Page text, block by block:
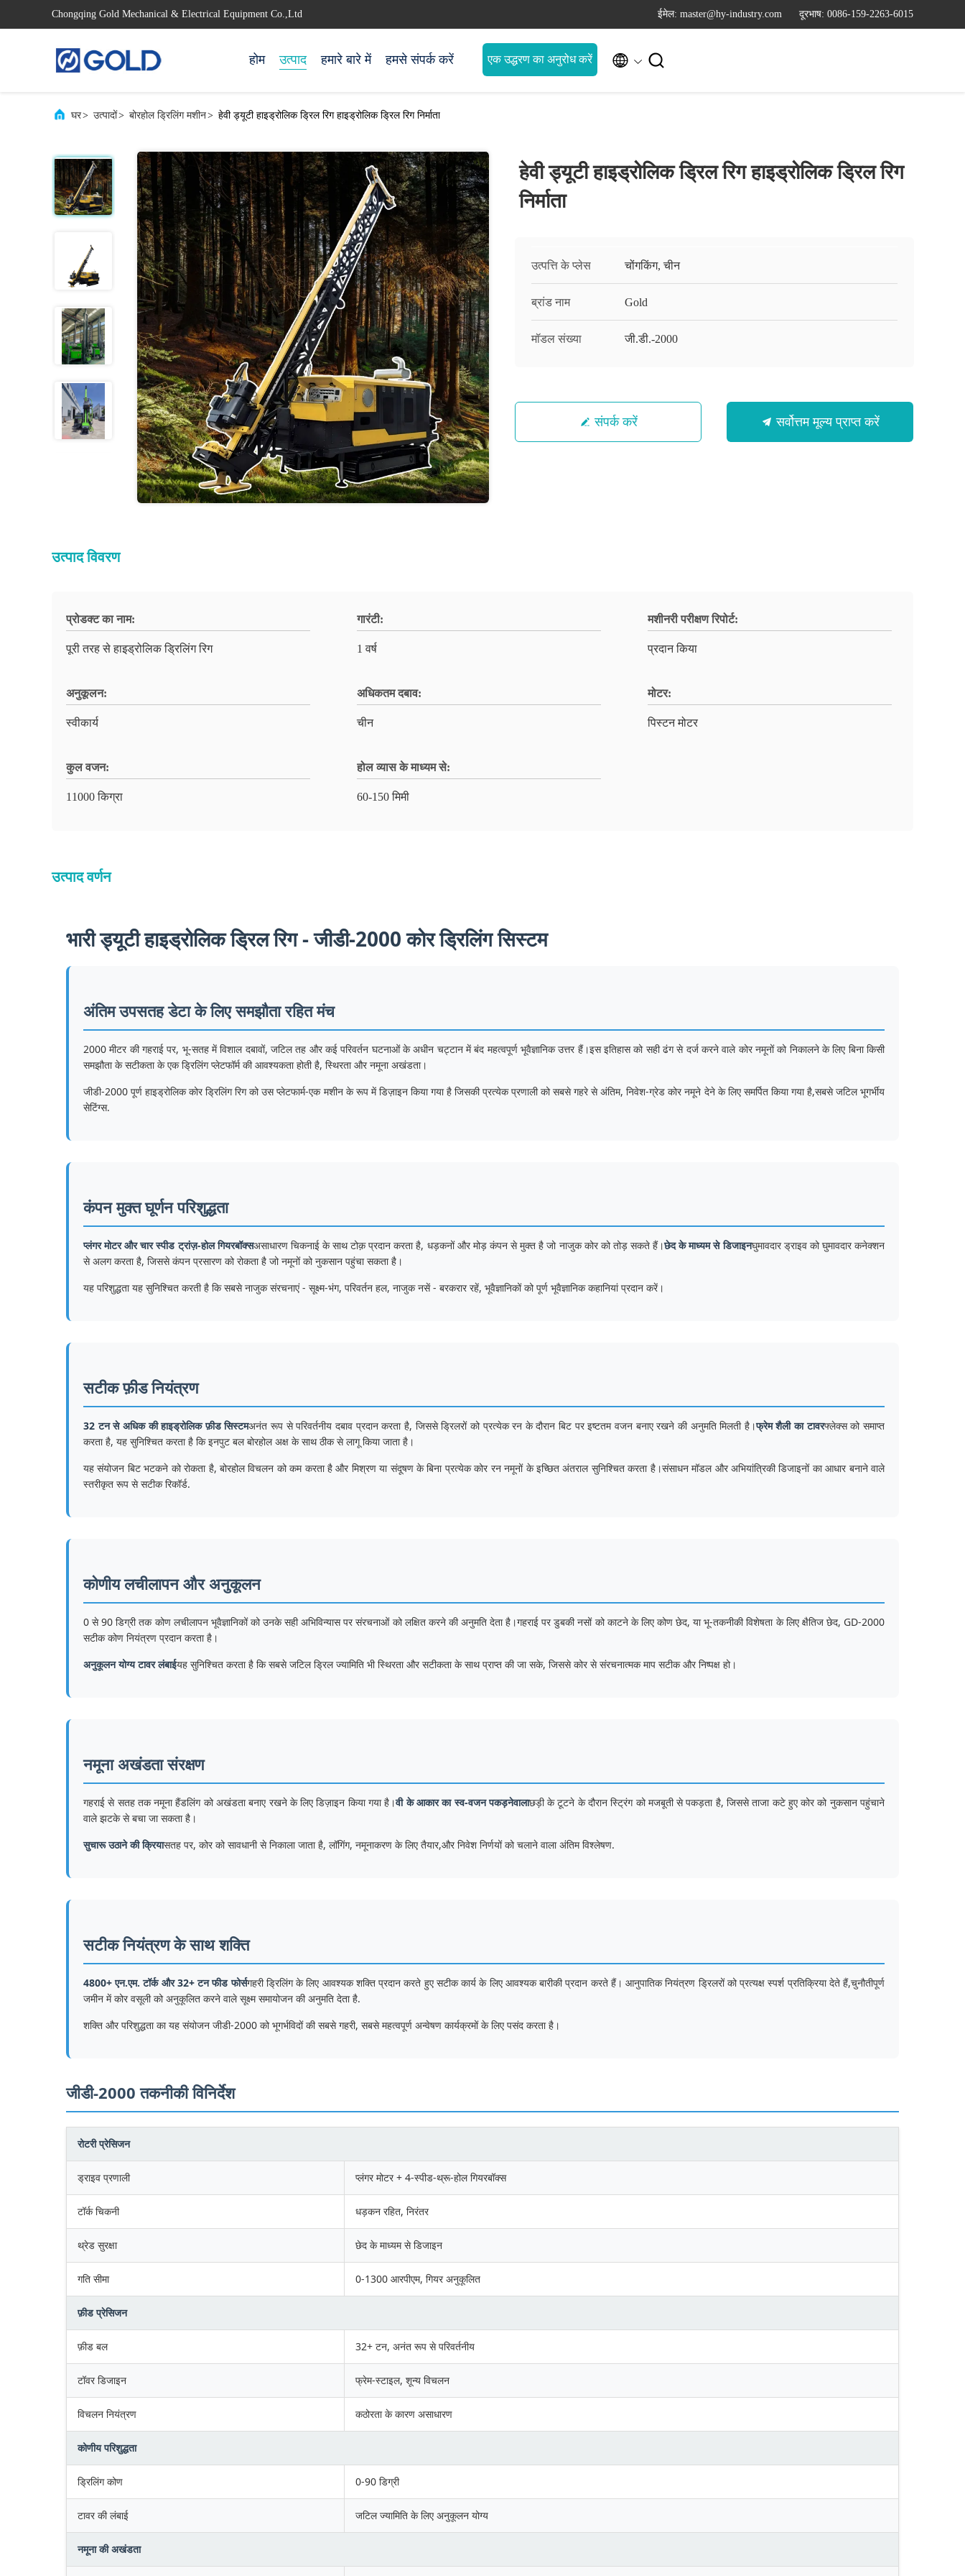
Chongqing Gold Mechanical & Electrical Equipment Co.,Ltd ईमेल: master@hy-industry.com दूरभाष: 0086-159-2263-6015
होम उत्पाद हमारे बारे में हमसे संपर्क करें एक उद्धरण का अनुरोध करें  
घर> उत्पादों> बोरहोल ड्रिलिंग मशीन> हेवी ड्यूटी हाइड्रोलिक ड्रिल रिग हाइड्रोलिक ड्रिल रिग निर्माता
हेवी ड्यूटी हाइड्रोलिक ड्रिल रिग हाइड्रोलिक ड्रिल रिग
निर्माता
उत्पत्ति के प्लेस चोंगकिंग, चीन
ब्रांड नाम Gold
मॉडल संख्या जी.डी.-2000
संपर्क करें सर्वोत्तम मूल्य प्राप्त करें
उत्पाद विवरण
प्रोडक्ट का नाम:
पूरी तरह से हाइड्रोलिक ड्रिलिंग रिग
गारंटी:
1 वर्ष
मशीनरी परीक्षण रिपोर्ट:
प्रदान किया
अनुकूलन:
स्वीकार्य
अधिकतम दबाव:
चीन
मोटर:
पिस्टन मोटर
कुल वजन:
11000 किग्रा
होल व्यास के माध्यम से:
60-150 मिमी
उत्पाद वर्णन
भारी ड्यूटी हाइड्रोलिक ड्रिल रिग - जीडी-2000 कोर ड्रिलिंग सिस्टम
अंतिम उपसतह डेटा के लिए समझौता रहित मंच
2000 मीटर की गहराई पर, भू-सतह में विशाल दबावों, जटिल तह और कई परिवर्तन घटनाओं के अधीन चट्टान में बंद महत्वपूर्ण भूवैज्ञानिक उत्तर हैं।इस इतिहास को सही ढंग से दर्ज करने वाले कोर नमूनों को निकालने के लिए बिना किसी
समझौता के सटीकता के एक ड्रिलिंग प्लेटफॉर्म की आवश्यकता होती है, स्थिरता और नमूना अखंडता।
जीडी-2000 पूर्ण हाइड्रोलिक कोर ड्रिलिंग रिग को उस प्लेटफार्म-एक मशीन के रूप में डिज़ाइन किया गया है जिसकी प्रत्येक प्रणाली को सबसे गहरे से अंतिम, निवेश-ग्रेड कोर नमूने देने के लिए समर्पित किया गया है,सबसे जटिल भूगर्भीय
सेटिंग्स.
कंपन मुक्त घूर्णन परिशुद्धता
प्लंगर मोटर और चार स्पीड ट्रांज़-होल गियरबॉक्सअसाधारण चिकनाई के साथ टोक़ प्रदान करता है, धड़कनों और मोड़ कंपन से मुक्त है जो नाजुक कोर को तोड़ सकते हैं।छेद के माध्यम से डिजाइनघुमावदार ड्राइव को घुमावदार कनेक्शन
से अलग करता है, जिससे कंपन प्रसारण को रोकता है जो नमूनों को नुकसान पहुंचा सकता है।
यह परिशुद्धता यह सुनिश्चित करती है कि सबसे नाजुक संरचनाएं - सूक्ष्म-भंग, परिवर्तन हल, नाजुक नसें - बरकरार रहें, भूवैज्ञानिकों को पूर्ण भूवैज्ञानिक कहानियां प्रदान करें।
सटीक फ़ीड नियंत्रण
32 टन से अधिक की हाइड्रोलिक फ़ीड सिस्टमअनंत रूप से परिवर्तनीय दबाव प्रदान करता है, जिससे ड्रिलरों को प्रत्येक रन के दौरान बिट पर इष्टतम वजन बनाए रखने की अनुमति मिलती है।फ्रेम शैली का टावरफ्लेक्स को समाप्त
करता है, यह सुनिश्चित करता है कि इनपुट बल बोरहोल अक्ष के साथ ठीक से लागू किया जाता है।
यह संयोजन बिट भटकने को रोकता है, बोरहोल विचलन को कम करता है और मिश्रण या संदूषण के बिना प्रत्येक कोर रन नमूनों के इच्छित अंतराल सुनिश्चित करता है।संसाधन मॉडल और अभियांत्रिकी डिजाइनों का आधार बनाने वाले
स्तरीकृत रूप से सटीक रिकॉर्ड.
कोणीय लचीलापन और अनुकूलन
0 से 90 डिग्री तक कोण लचीलापन भूवैज्ञानिकों को उनके सही अभिविन्यास पर संरचनाओं को लक्षित करने की अनुमति देता है।गहराई पर डुबकी नसों को काटने के लिए कोण छेद, या भू-तकनीकी विशेषता के लिए क्षैतिज छेद, GD-2000
सटीक कोण नियंत्रण प्रदान करता है।
अनुकूलन योग्य टावर लंबाईयह सुनिश्चित करता है कि सबसे जटिल ड्रिल ज्यामिति भी स्थिरता और सटीकता के साथ प्राप्त की जा सके, जिससे कोर से संरचनात्मक माप सटीक और निष्पक्ष हो।
नमूना अखंडता संरक्षण
गहराई से सतह तक नमूना हैंडलिंग को अखंडता बनाए रखने के लिए डिज़ाइन किया गया है।वी के आकार का स्व-वजन पकड़नेवालाछड़ी के टूटने के दौरान स्ट्रिंग को मजबूती से पकड़ता है, जिससे ताजा कटे हुए कोर को नुकसान पहुंचाने
वाले झटके से बचा जा सकता है।
सुचारू उठाने की क्रियासतह पर, कोर को सावधानी से निकाला जाता है, लॉगिंग, नमूनाकरण के लिए तैयार,और निवेश निर्णयों को चलाने वाला अंतिम विश्लेषण.
सटीक नियंत्रण के साथ शक्ति
4800+ एन.एम. टॉर्क और 32+ टन फीड फोर्सगहरी ड्रिलिंग के लिए आवश्यक शक्ति प्रदान करते हुए सटीक कार्य के लिए आवश्यक बारीकी प्रदान करते हैं। आनुपातिक नियंत्रण ड्रिलरों को प्रत्यक्ष स्पर्श प्रतिक्रिया देते हैं,चुनौतीपूर्ण
जमीन में कोर वसूली को अनुकूलित करने वाले सूक्ष्म समायोजन की अनुमति देता है.
शक्ति और परिशुद्धता का यह संयोजन जीडी-2000 को भूगर्भविदों की सबसे गहरी, सबसे महत्वपूर्ण अन्वेषण कार्यक्रमों के लिए पसंद करता है।
जीडी-2000 तकनीकी विनिर्देश
रोटरी प्रेसिजन
ड्राइव प्रणाली प्लंगर मोटर + 4-स्पीड-थ्रू-होल गियरबॉक्स
टॉर्क चिकनी धड़कन रहित, निरंतर
थ्रेड सुरक्षा छेद के माध्यम से डिजाइन
गति सीमा 0-1300 आरपीएम, गियर अनुकूलित
फ़ीड प्रेसिजन
फ़ीड बल 32+ टन, अनंत रूप से परिवर्तनीय
टॉवर डिजाइन फ्रेम-स्टाइल, शून्य विचलन
विचलन नियंत्रण कठोरता के कारण असाधारण
कोणीय परिशुद्धता
ड्रिलिंग कोण 0-90 डिग्री
टावर की लंबाई जटिल ज्यामिति के लिए अनुकूलन योग्य
नमूना की अखंडता